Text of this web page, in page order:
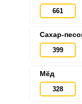
661
Сахар-
399
Мёд
328